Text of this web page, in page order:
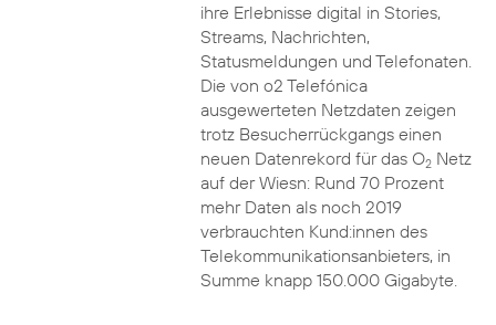
ihre Erlebnisse digital in Stories,
Streams, Nachrichten,
Statusmeldungen und Telefonaten.
Die von o2 Telefónica
ausgewerteten Netzdaten zeigen
trotz Besucherrückgangs einen
neuen Datenrekord für das O2Netz
auf der Wiesn: Rund 70 Prozent
mehr Daten als noch 2019
verbrauchten Kund:innen des
Telekommunikationsanbieters, in
Summe knapp 150.000 Gigabyte.